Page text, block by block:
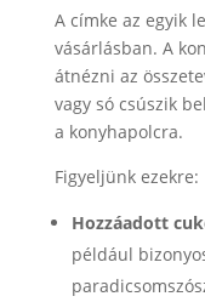
A címke az egyik
vásárlásban. A
átnézni az
vagy só csúszik
a konyhapolcra.
Figyeljünk ezekre:
Hozzáadott
például